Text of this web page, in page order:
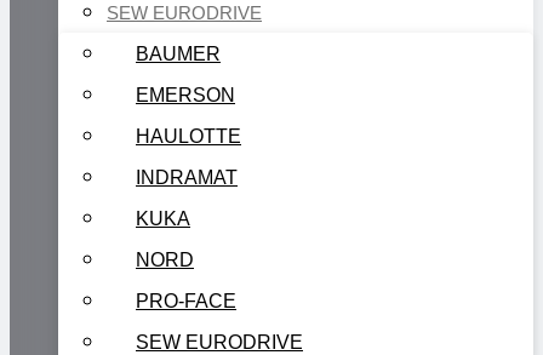
SEW EURODRIVE
BAUMER
EMERSON
HAULOTTE
INDRAMAT
KUKA
NORD
PRO-FACE
SEW EURODRIVE